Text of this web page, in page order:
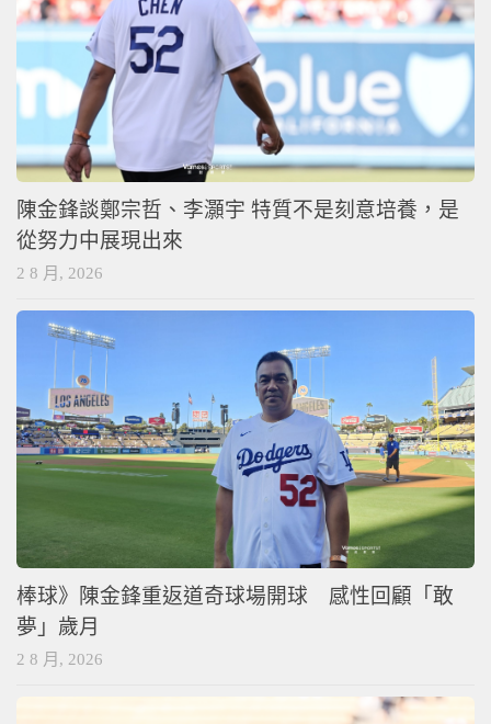
陳金鋒談鄭宗哲、李灝宇 特質不是刻意培養，是
從努力中展現出來
2 8 月, 2026
棒球》陳金鋒重返道奇球場開球 感性回顧「敢
夢」歲月
2 8 月, 2026